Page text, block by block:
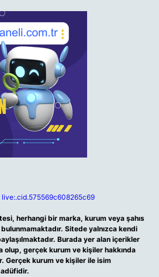
live:.cid.575569c608265c69
herhangi bir marka, kurum veya şahıs
Sitede yalnızca kendi
Burada yer alan içerikler
olup, gerçek kurum ve kişiler hakkında
Gerçek kurum ve kişiler ile isim